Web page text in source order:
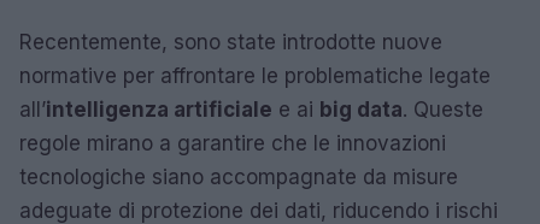
Recentemente, sono state introdotte nuove
normative per affrontare le problematiche legate
all’intelligenza artificiale e ai big data. Queste
regole mirano a garantire che le innovazioni
tecnologiche siano accompagnate da misure
adeguate di protezione dei dati, riducendo i rischi